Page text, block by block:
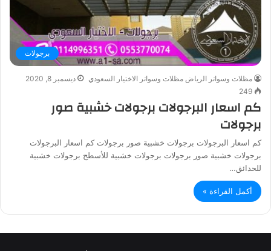
برجولات
مظلات وسواتر الرياض مظلات وسواتر الاختيار السعودي
ديسمبر 8, 2020
249
كم اسعار البرجولات برجولات خشبية صور
برجولات
كم اسعار البرجولات برجولات خشبية صور برجولات كم اسعار البرجولات
برجولات خشبية صور برجولات برجولات خشبية للأسطح برجولات خشبية
للحدائق…
أكمل القراءة »